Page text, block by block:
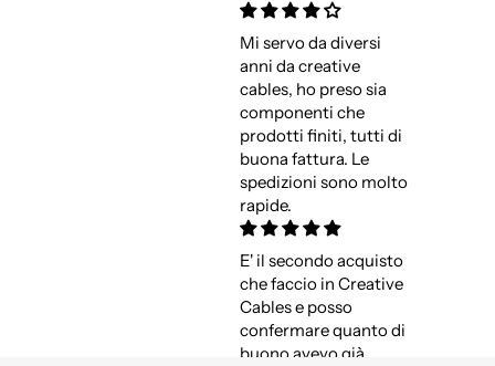
Mi servo da diversi
anni da creative
cables, ho preso sia
componenti che
prodotti finiti, tutti di
buona fattura. Le
spedizioni sono molto
rapide.
E' il secondo acquisto
che faccio in Creative
Cables e posso
confermare quanto di
buono avevo già